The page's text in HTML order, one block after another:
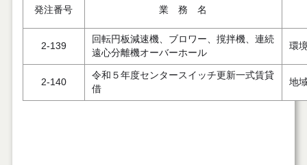
発注番号 業 務 名
2-139
回転円板減速機、ブロワー、撹拌機、連続
遠心分離機オーバーホール
環
2-140
令和５年度センタースイッチ更新一式賃貸
借
地